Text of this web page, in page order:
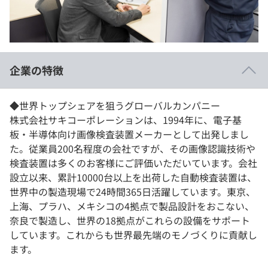
インタビュー
リファレンス
プラン
個人向けプラン
法人向けプラン
学校向けプラン
契約内容・クーポン
再チャレンジ結果一覧
paiza times
企業の特徴
◆世界トップシェアを狙うグローバルカンパニー
株式会社サキコーポレーションは、1994年に、電子基
板・半導体向け画像検査装置メーカーとして出発しまし
た。従業員200名程度の会社ですが、その画像認識技術や
検査装置は多くのお客様にご評価いただいています。会社
設立以来、累計10000台以上を出荷した自動検査装置は、
世界中の製造現場で24時間365日活躍しています。東京、
上海、プラハ、メキシコの4拠点で製品設計をおこない、
奈良で製造し、世界の18拠点がこれらの設備をサポート
しています。これからも世界最先端のモノづくりに貢献し
ます。